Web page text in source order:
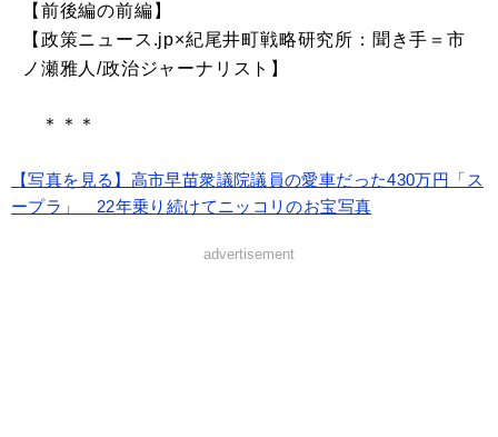
【前後編の前編】
【政策ニュース.jp×紀尾井町戦略研究所：聞き手＝市
ノ瀬雅人/政治ジャーナリスト】
＊＊＊
【写真を見る】高市早苗衆議院議員の愛車だった430万円「ス
ープラ」 22年乗り続けてニッコリのお宝写真
advertisement